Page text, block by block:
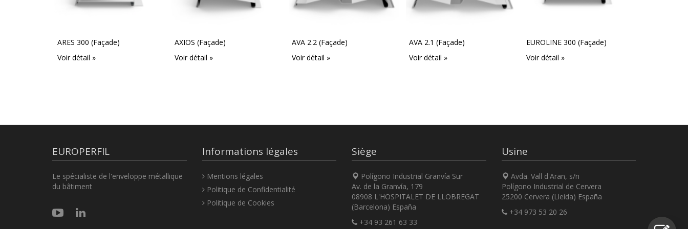
ARES 300 (Façade)
Voir détail »
AXIOS (Façade)
Voir détail »
AVA 2.2 (Façade)
Voir détail »
AVA 2.1 (Façade)
Voir détail »
EUROLINE 300 (Façade)
Voir détail »
EUROPERFIL
Le spécialiste de l'enveloppe métallique
du bâtiment
Informations légales
Mentions légales
Politique de Confidentialité
Politique de Cookies
Siège
Polígono Industrial Granvía Sur
Av. de la Granvía, 179
08908 L'HOSPITALET DE LLOBREGAT
(Barcelona) España
+34 93 261 63 33
Usine
Avda. Vall d'Aran, s/n
Polígono Industrial de Cervera
25200 Cervera (Lleida) España
+34 973 53 20 26